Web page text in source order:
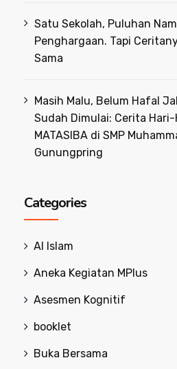
Satu Sekolah, Puluhan
Penghargaan. Tapi
Sama
Masih Malu, Belum Hafal
Sudah Dimulai: Cerita
MATASIBA di SMP
Gunungpring
Categories
Al Islam
Aneka Kegiatan MPlus
Asesmen Kognitif
booklet
Buka Bersama